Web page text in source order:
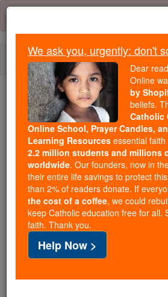
Skip
content
Because of You, 2.2
Students Are Being
Faith
Because of generous
Catholic Online School has
free, faithful Catholic
million students across 193
of noise and algorithms, you
souls with truth, prayer,
If everyone who reads this
We ask you, urgently: don't
Dear
Online
by
beliefs.
Catholic
Online School, Prayer Candles,
Learning Resources essential
2.2 million students and millions
worldwide. Our founders, now in
their entire life savings to protect
than 2% of readers donate. If
the cost of a coffee, we could
keep Catholic education free for all.
faith. Thank you.
Help Now >